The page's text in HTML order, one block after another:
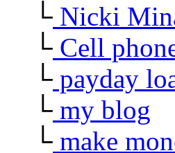
└ Nicki
└ Cell
└ payday
└ my blog
└ make